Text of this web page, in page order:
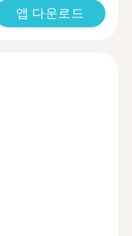
앱 다운로드